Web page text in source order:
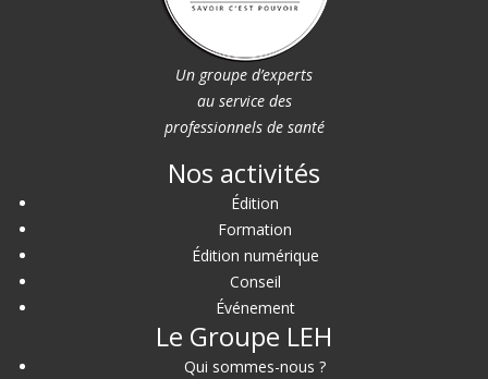
Un groupe d’experts
au service des
professionnels de santé
Nos activités
Édition
Formation
Édition numérique
Conseil
Événement
Le Groupe LEH
Qui sommes-nous ?